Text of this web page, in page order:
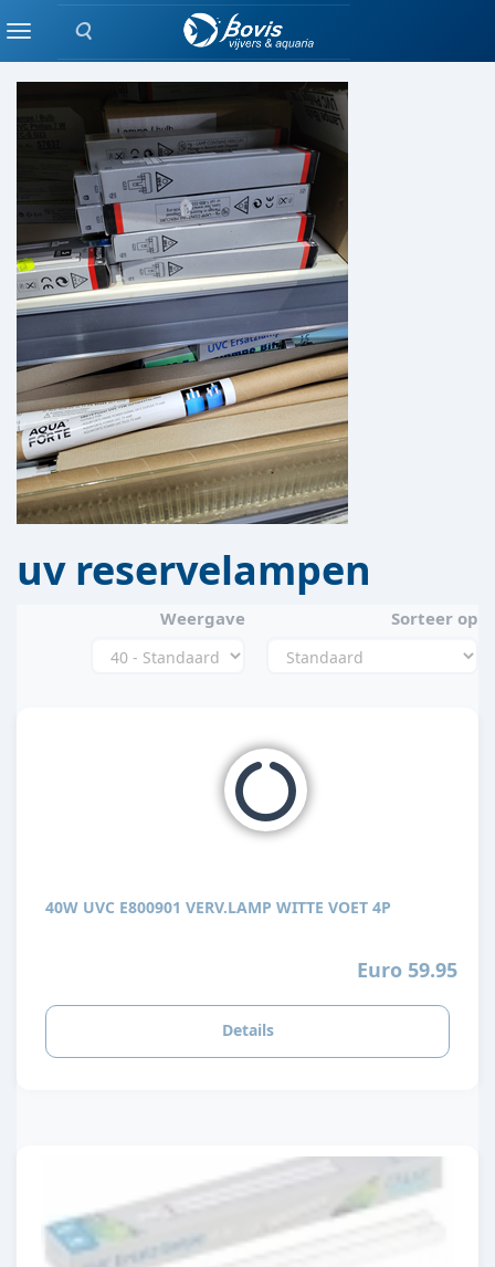
Zoeken
MenuFILTERS
uv reservelampen
Weergave Sorteer op
40W UVC E800901 VERV.LAMP WITTE VOET 4P
Euro 59.95
Details